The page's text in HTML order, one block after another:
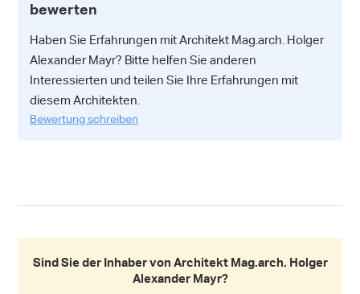
bewerten
Haben Sie Erfahrungen mit Architekt Mag.arch. Holger
Alexander Mayr? Bitte helfen Sie anderen
Interessierten und teilen Sie Ihre Erfahrungen mit
diesem Architekten.
Bewertung schreiben
Sind Sie der Inhaber von Architekt Mag.arch. Holger
Alexander Mayr?